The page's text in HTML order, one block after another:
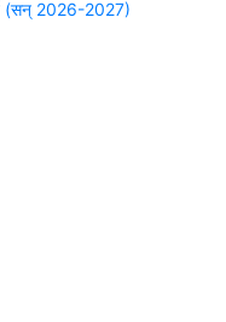
(सन् 2026-2027)